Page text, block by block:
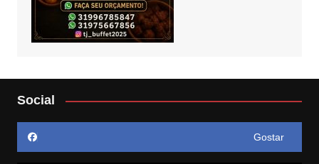
Social
Gostar